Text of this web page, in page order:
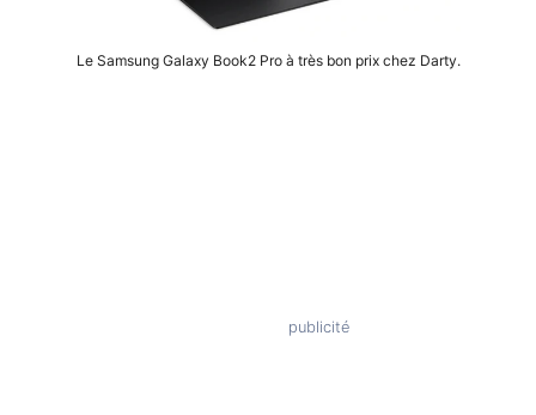
Le Samsung Galaxy Book2 Pro à très bon prix chez Darty.